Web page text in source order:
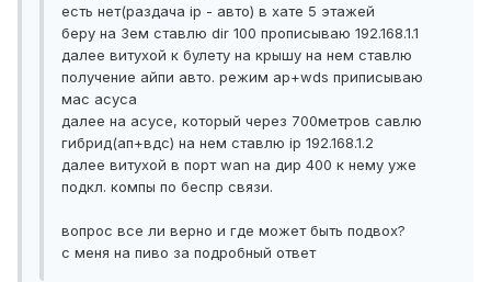
есть нет(раздача ip - авто) в хате 5 этажей
беру на 3ем ставлю dir 100 прописываю 192.168.1.1
далее витухой к булету на крышу на нем ставлю
получение айпи авто. режим ap+wds приписываю
мас асуса
далее на асусе, который через 700метров савлю
гибрид(ап+вдс) на нем ставлю ip 192.168.1.2
далее витухой в порт wan на дир 400 к нему уже
подкл. компы по беспр связи.
вопрос все ли верно и где может быть подвох?
с меня на пиво за подробный ответ